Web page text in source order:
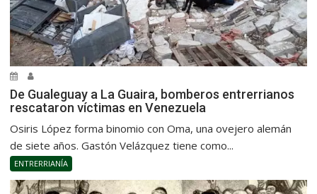
De Gualeguay a La Guaira, bomberos entrerrianos
rescataron víctimas en Venezuela
Osiris López forma binomio con Oma, una ovejero alemán
de siete años. Gastón Velázquez tiene como...
ENTRERRIANÍA